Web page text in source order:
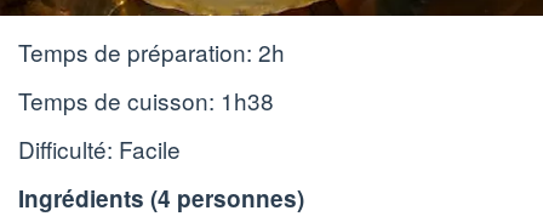
Temps de préparation: 2h
Temps de cuisson: 1h38
Difficulté: Facile
Ingrédients (4 personnes)